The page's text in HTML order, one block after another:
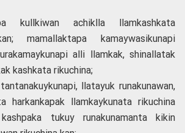
kullkiwan achiklla llamkashkata
mamallaktapa kamaywasikunapi
alli llamkak, shinallatak
kashkata rikuchina;
llatayuk runakunawan,
harkankapak llamkaykunata rikuchina
tukuy runakunamanta kikin